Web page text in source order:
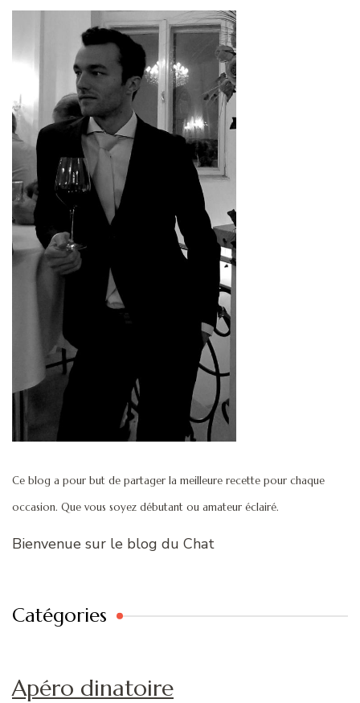
Ce blog a pour but de partager la meilleure recette pour chaque
occasion. Que vous soyez débutant ou amateur éclairé.
Bienvenue sur le blog du Chat
Catégories
Apéro dinatoire